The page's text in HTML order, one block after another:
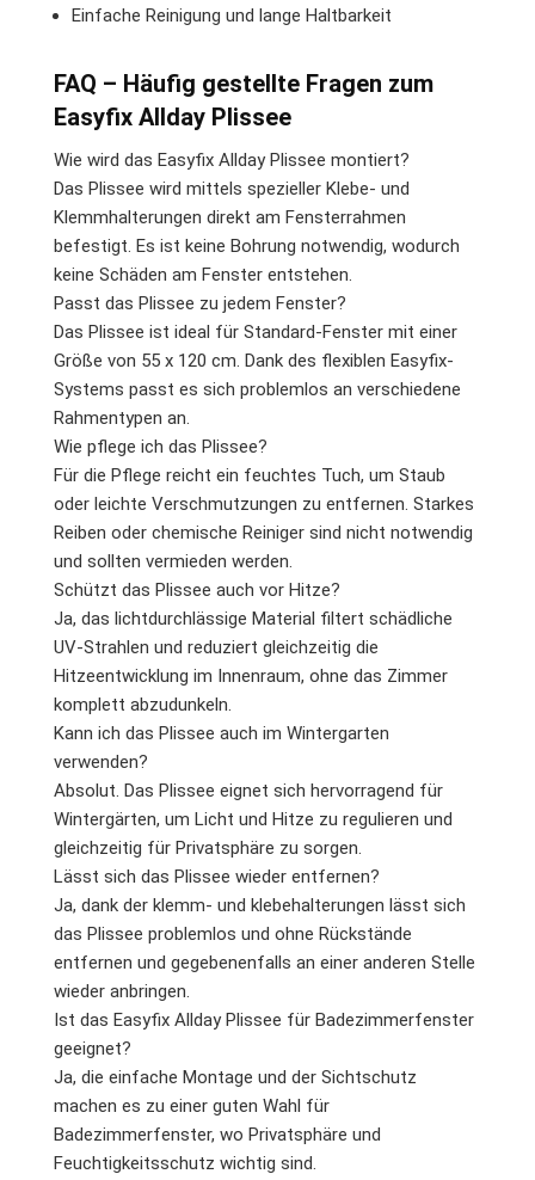
Einfache Reinigung und lange Haltbarkeit
FAQ – Häufig gestellte Fragen zum
Easyfix Allday Plissee
Wie wird das Easyfix Allday Plissee montiert?
Das Plissee wird mittels spezieller Klebe- und
Klemmhalterungen direkt am Fensterrahmen
befestigt. Es ist keine Bohrung notwendig, wodurch
keine Schäden am Fenster entstehen.
Passt das Plissee zu jedem Fenster?
Das Plissee ist ideal für Standard-Fenster mit einer
Größe von 55 x 120 cm. Dank des flexiblen Easyfix-
Systems passt es sich problemlos an verschiedene
Rahmentypen an.
Wie pflege ich das Plissee?
Für die Pflege reicht ein feuchtes Tuch, um Staub
oder leichte Verschmutzungen zu entfernen. Starkes
Reiben oder chemische Reiniger sind nicht notwendig
und sollten vermieden werden.
Schützt das Plissee auch vor Hitze?
Ja, das lichtdurchlässige Material filtert schädliche
UV-Strahlen und reduziert gleichzeitig die
Hitzeentwicklung im Innenraum, ohne das Zimmer
komplett abzudunkeln.
Kann ich das Plissee auch im Wintergarten
verwenden?
Absolut. Das Plissee eignet sich hervorragend für
Wintergärten, um Licht und Hitze zu regulieren und
gleichzeitig für Privatsphäre zu sorgen.
Lässt sich das Plissee wieder entfernen?
Ja, dank der klemm- und klebehalterungen lässt sich
das Plissee problemlos und ohne Rückstände
entfernen und gegebenenfalls an einer anderen Stelle
wieder anbringen.
Ist das Easyfix Allday Plissee für Badezimmerfenster
geeignet?
Ja, die einfache Montage und der Sichtschutz
machen es zu einer guten Wahl für
Badezimmerfenster, wo Privatsphäre und
Feuchtigkeitsschutz wichtig sind.